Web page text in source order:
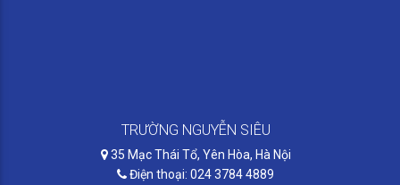
TRƯỜNG NGUYỄN SIÊU
35 Mạc Thái Tổ, Yên Hòa, Hà Nội
Điện thoại: 024 3784 4889